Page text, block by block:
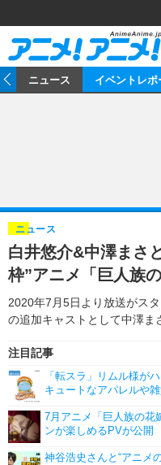
ゲーム
イベント
海外イベント
俳優・タレント
ビジネス
アニメ
ゲーム
動画
アニメ！アニメ！TV
ニュース イベントレポ
白井悠介&中澤まさ
枠”アニメ「巨人族
2020年7月5日より放送がス
の追加キャストとして中澤ま
ニュース
注目記事
「転スラ」リムル様が
キュートなアパレルや
7月アニメ「巨人族の花
ンが楽しめるPVが公開
神谷浩史さんと“アニメ